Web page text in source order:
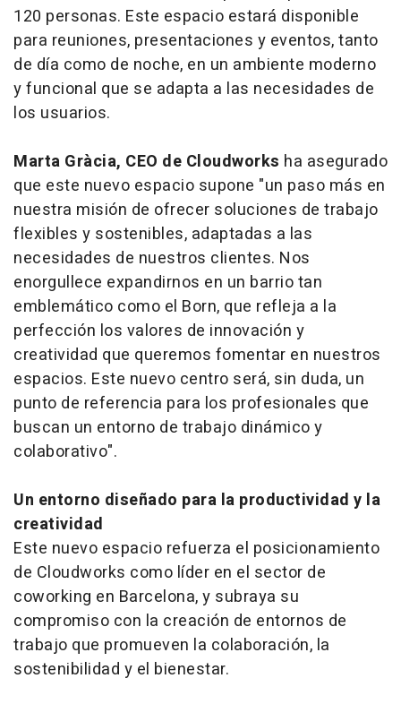
120 personas. Este espacio estará disponible
para reuniones, presentaciones y eventos, tanto
de día como de noche, en un ambiente moderno
y funcional que se adapta a las necesidades de
los usuarios.
Marta Gràcia, CEO de Cloudworks ha asegurado
que este nuevo espacio supone "un paso más en
nuestra misión de ofrecer soluciones de trabajo
flexibles y sostenibles, adaptadas a las
necesidades de nuestros clientes. Nos
enorgullece expandirnos en un barrio tan
emblemático como el Born, que refleja a la
perfección los valores de innovación y
creatividad que queremos fomentar en nuestros
espacios. Este nuevo centro será, sin duda, un
punto de referencia para los profesionales que
buscan un entorno de trabajo dinámico y
colaborativo".
Un entorno diseñado para la productividad y la
creatividad
Este nuevo espacio refuerza el posicionamiento
de Cloudworks como líder en el sector de
coworking en Barcelona, y subraya su
compromiso con la creación de entornos de
trabajo que promueven la colaboración, la
sostenibilidad y el bienestar.